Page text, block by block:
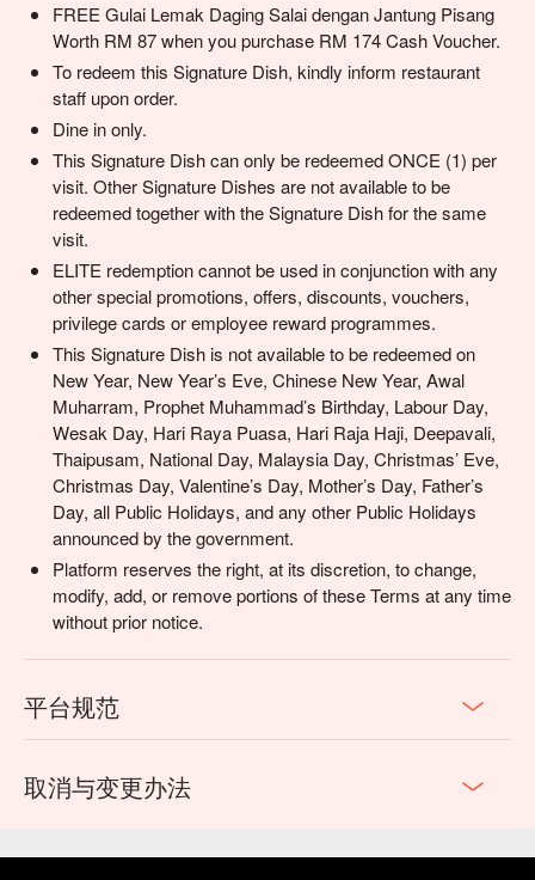
FREE Gulai Lemak Daging Salai dengan Jantung Pisang
Worth RM 87 when you purchase RM 174 Cash Voucher.
To redeem this Signature Dish, kindly inform restaurant
staff upon order.
Dine in only.
This Signature Dish can only be redeemed ONCE (1) per
visit. Other Signature Dishes are not available to be
redeemed together with the Signature Dish for the same
visit.
ELITE redemption cannot be used in conjunction with any
other special promotions, offers, discounts, vouchers,
privilege cards or employee reward programmes.
This Signature Dish is not available to be redeemed on
New Year, New Year’s Eve, Chinese New Year, Awal
Muharram, Prophet Muhammad’s Birthday, Labour Day,
Wesak Day, Hari Raya Puasa, Hari Raja Haji, Deepavali,
Thaipusam, National Day, Malaysia Day, Christmas’ Eve,
Christmas Day, Valentine’s Day, Mother’s Day, Father’s
Day, all Public Holidays, and any other Public Holidays
announced by the government.
Platform reserves the right, at its discretion, to change,
modify, add, or remove portions of these Terms at any time
without prior notice.
平台规范
取消与变更办法